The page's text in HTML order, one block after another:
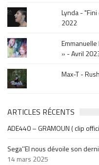
Lynda -
2022
» - Avril
Max-T -
ARTICLES RÉCENTS
ADE440 – GRAMOUN ( clip
Sega’’El nous dévoile son
14 mars 2025